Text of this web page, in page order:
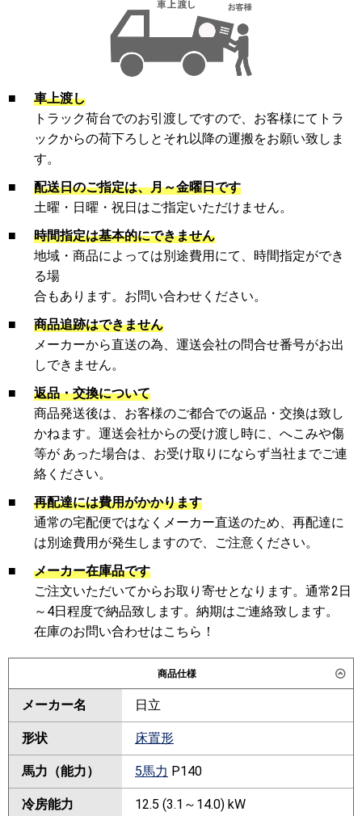
■
車上渡し
トラック荷台でのお引渡しですので、お客様にてトラ
ックからの荷下ろしとそれ以降の運搬をお願い致しま
す。
■
配送日のご指定は、月～金曜日です
土曜・日曜・祝日はご指定いただけません。
■
時間指定は基本的にできません
地域・商品によっては別途費用にて、時間指定ができ
る場
合もあります。お問い合わせください。
■
商品追跡はできません
メーカーから直送の為、運送会社の問合せ番号がお出
しできません。
■
返品・交換について
商品発送後は、お客様のご都合での返品・交換は致し
かねます。運送会社からの受け渡し時に、へこみや傷
等が あった場合は、お受け取りにならず当社までご連
絡ください。
■
再配達には費用がかかります
通常の宅配便ではなくメーカー直送のため、再配達に
は別途費用が発生しますので、ご注意ください。
■
メーカー在庫品です
ご注文いただいてからお取り寄せとなります。通常2日
～4日程度で納品致します。納期はご連絡致します。
在庫のお問い合わせはこちら！
商品仕様
メーカー名 日立
形状 床置形
馬力（能力） 5馬力 P140
冷房能力 12.5 (3.1～14.0) kW